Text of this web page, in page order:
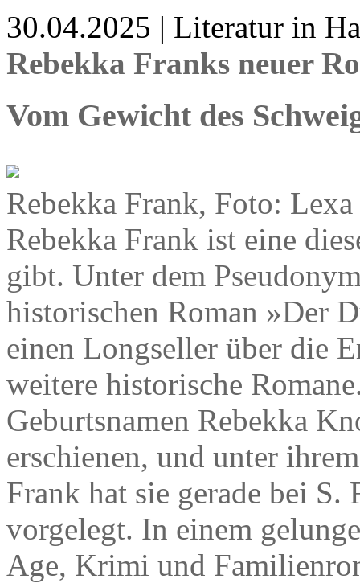
30.04.2025 | Literatur in
Rebekka Franks neuer
Vom Gewicht des
Rebekka Frank, Foto: Lexa
Rebekka Frank ist eine
gibt. Unter dem
historischen Roman »Der
einen Longseller über die
weitere historische
Geburtsnamen Rebekka
erschienen, und unter
Frank hat sie gerade bei
vorgelegt. In einem
Age, Krimi und